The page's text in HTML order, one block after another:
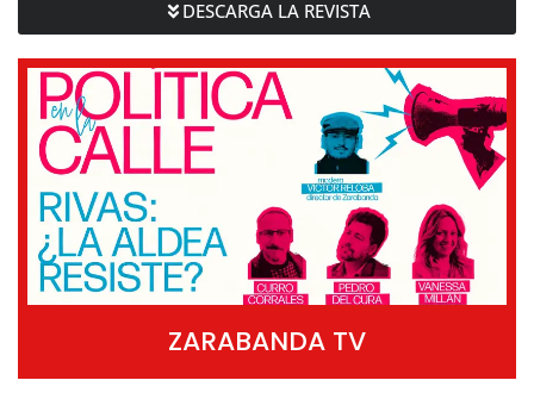
DESCARGA LA REVISTA
ZARABANDA TV